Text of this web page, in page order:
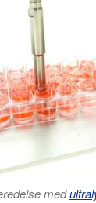
med